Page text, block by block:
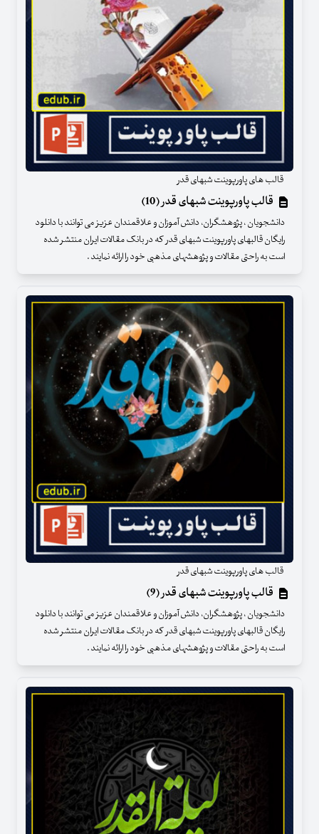
قالب های پاورپوینت شبهای قدر
قالب پاورپوینت شبهای قدر (10)
دانشجویان ، پژوهشگران، دانش آموزان و علاقمندان عزیز می توانند با دانلود
رایگان قالبهای پاورپوینت شبهای قدر که در بانک مقالات ایران منتشر شده
است به راحتی مقالات و پژوهشهای مذهبی خود را ارائه نمایند .
قالب های پاورپوینت شبهای قدر
قالب پاورپوینت شبهای قدر (9)
دانشجویان ، پژوهشگران، دانش آموزان و علاقمندان عزیز می توانند با دانلود
رایگان قالبهای پاورپوینت شبهای قدر که در بانک مقالات ایران منتشر شده
است به راحتی مقالات و پژوهشهای مذهبی خود را ارائه نمایند .